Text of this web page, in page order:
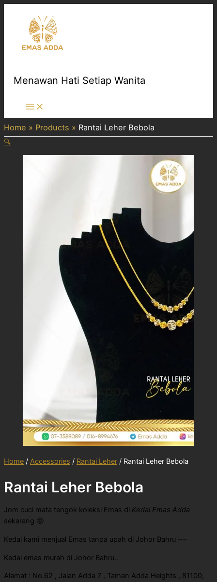
content
Menawan Hati Setiap Wanita
Main
Menu
Home Products Rantai Leher Bebola
🔍
Home / Accessories / Rantai Leher / Rantai Leher Bebola
Rantai Leher Bebola
Jom cuci mata tengok koleksi Emas di Kedai Emas Adda
sekarang 🤩
Kedai kami menjual Emas tanpa upah di Johor Bahru ~~
Kedai emas murah di Johor Bahru..
Alamat : No.62 , Jalan Adda 7 , Taman Adda Heights , 81100,